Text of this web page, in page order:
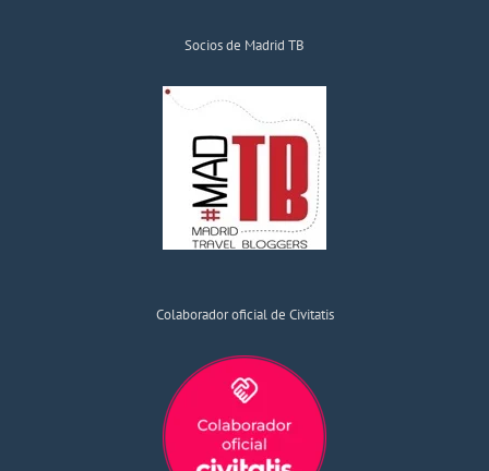
Socios de Madrid TB
Colaborador oficial de Civitatis